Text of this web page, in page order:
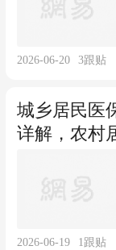
2026-06-20 3跟贴
城乡居民医
详解，农村
2026-06-19 1跟贴